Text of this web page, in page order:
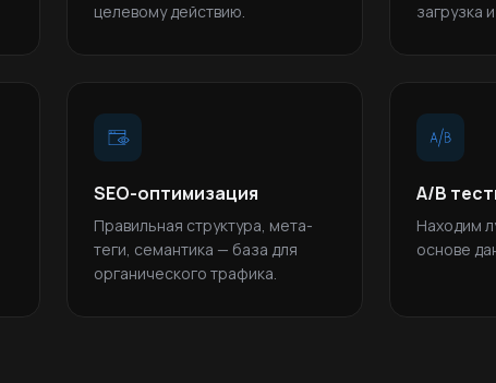
целевому действию.
загрузка
SEO-оптимизация
Правильная структура, мета-
теги, семантика — база для
органического трафика.
A/B
Находим
основе